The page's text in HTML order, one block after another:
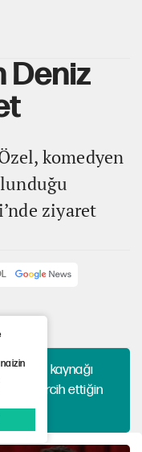
Deniz
komedyen
ziyaret
hangi kaynağı
tercih ettiğin
izin